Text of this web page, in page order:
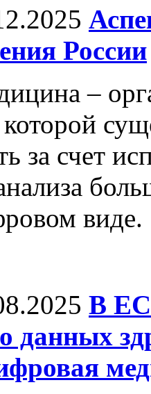
России
–
за счет
виде.
В ЕС
данных